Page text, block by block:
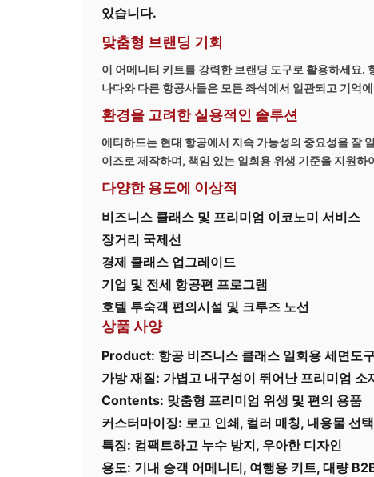
있습니다.
맞춤형 브랜딩 기회
이 어메니티 키트를 강력한 브랜딩 도구로 활용하세요.
나다와 다른 항공사들은 모든 좌석에서 일관되고 기억
환경을 고려한 실용적인 솔루션
에티하드는 현대 항공에서 지속 가능성의 중요성을 잘
이즈로 제작하며, 책임 있는 일회용 위생 기준을 지원
다양한 용도에 이상적
비즈니스 클래스 및 프리미엄 이코노미 서비스
장거리 국제선
경제 클래스 업그레이드
기업 및 전세 항공편 프로그램
호텔 투숙객 편의시설 및 크루즈 노선
상품 사양
Product: 항공 비즈니스 클래스 일회용 세면도
가방 재질: 가볍고 내구성이 뛰어난 프리미엄 소
Contents: 맞춤형 프리미엄 위생 및 편의 용품
커스터마이징: 로고 인쇄, 컬러 매칭, 내용물 선택
특징: 컴팩트하고 누수 방지, 우아한 디자인
용도: 기내 승객 어메니티, 여행용 키트, 대량